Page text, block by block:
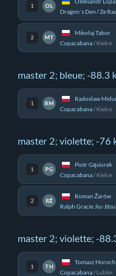
1 OL
Dragon`s Den / Ze
2 MT
Mikołaj Tabor
Copacabana/Kielce
master 2; bleue; -88.3
1 RM
Radosław
Copacabana/Kielce
master 2; violette; -76
1 PG
Piotr Gąsiorek
Copacabana/Kielce
2 RŻ
Roman Żarów
Ralph Gracie Jiu-
master 2; violette; -
1 TH
Tomasz Horoch
Copacabana/Lublin